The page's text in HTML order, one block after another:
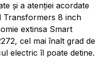
și a atenției acordate
Transformers 8 inch
extinsa Smart
cel mai înalt grad de
electric îl poate detine.